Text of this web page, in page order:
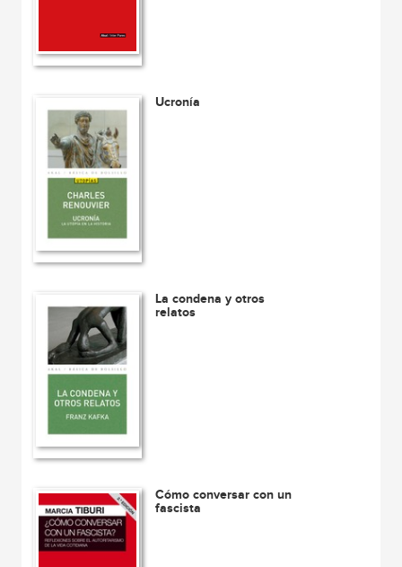
Ucronía
La condena y otros
relatos
Cómo conversar con un
fascista